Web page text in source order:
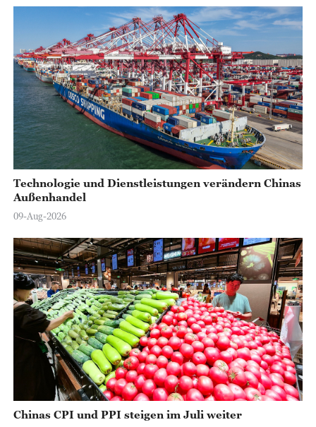
o
Technologie und Dienstleistungen verändern Chinas
Außenhandel
09-Aug-2026
Chinas CPI und PPI steigen im Juli weiter